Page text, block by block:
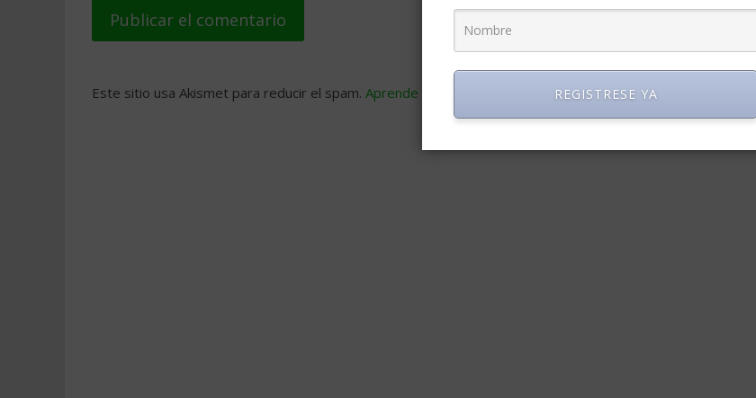
Este sitio usa Akismet para reducir el spam. Aprende cómo se procesan los datos de tus comentarios
REGISTRESE YA